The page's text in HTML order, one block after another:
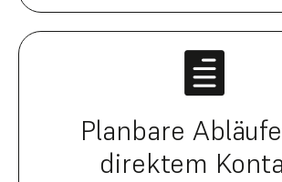
Planbare
direktem